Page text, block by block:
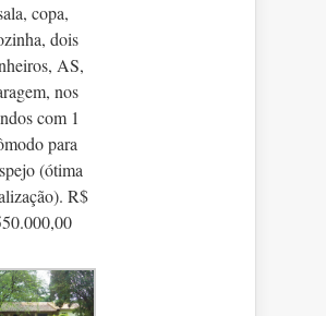
copa,
dois
AS,
nos
com 1
para
(ótima
R$